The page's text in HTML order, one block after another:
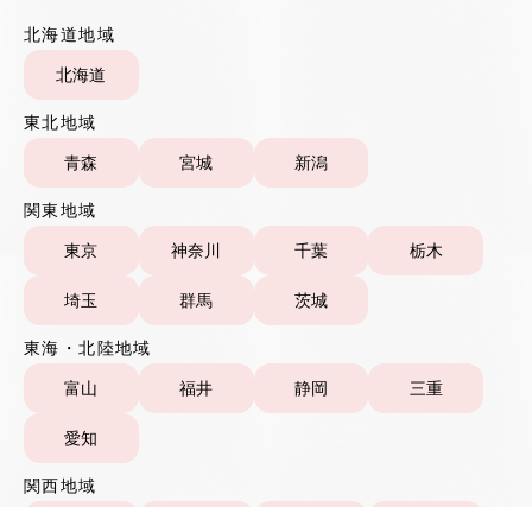
北海道地域
北海道
東北地域
青森 宮城 新潟
関東地域
東京 神奈川 千葉 栃木
埼玉 群馬 茨城
東海・北陸地域
富山 福井 静岡 三重
愛知
関西地域